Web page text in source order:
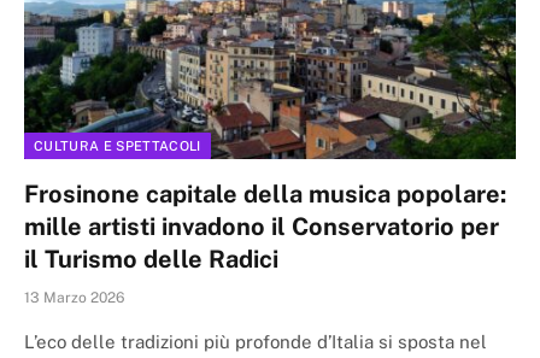
CULTURA E SPETTACOLI
Frosinone capitale della musica popolare:
mille artisti invadono il Conservatorio per
il Turismo delle Radici
13 Marzo 2026
L’eco delle tradizioni più profonde d’Italia si sposta nel